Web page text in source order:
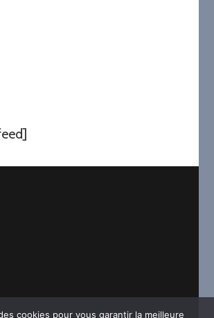
cookies pour vous garantir la meilleure